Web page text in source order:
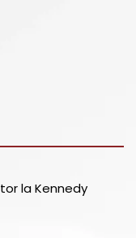
la Kennedy